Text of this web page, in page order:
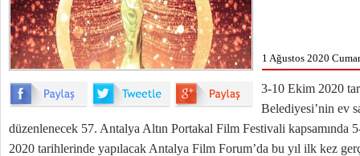
1 Ağustos 2020
3-10 Ekim 2020
Belediyesi’nin ev
düzenlenecek 57. Antalya Altın Portakal Film Festivali kapsamında
2020 tarihlerinde yapılacak Antalya Film Forum’da bu yıl ilk kez